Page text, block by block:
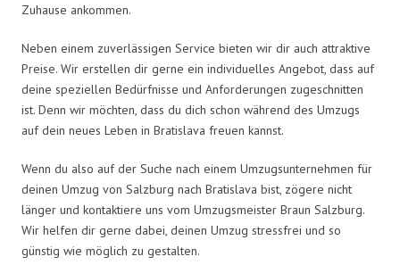
Zuhause ankommen.
Neben einem zuverlässigen Service bieten wir dir auch attraktive
Preise. Wir erstellen dir gerne ein individuelles Angebot, dass auf
deine speziellen Bedürfnisse und Anforderungen zugeschnitten
ist. Denn wir möchten, dass du dich schon während des Umzugs
auf dein neues Leben in Bratislava freuen kannst.
Wenn du also auf der Suche nach einem Umzugsunternehmen für
deinen Umzug von Salzburg nach Bratislava bist, zögere nicht
länger und kontaktiere uns vom Umzugsmeister Braun Salzburg.
Wir helfen dir gerne dabei, deinen Umzug stressfrei und so
günstig wie möglich zu gestalten.